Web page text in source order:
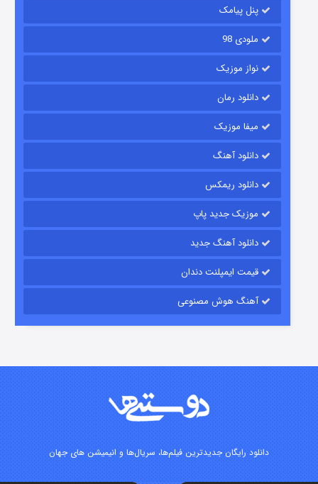
قسمت۱۵ (دوبله) منتشر شد
پنل پیامک
ملودی 98
نواز موزیک
دانلود رمان
میفا موزیک
دانلود آهنگ
دانلود ریمکس
موزیک جدید پاپ
دانلود آهنگ جدید
قیمت ایمپلنت دندان
آهنگ هوش مصنوعی
دانلود رایگان جدیدترین فیلم‌ها، سریال‌ها و انیمیشن های جهان